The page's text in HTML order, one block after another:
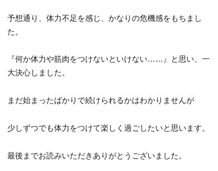
予想通り、体力不足を感じ、かなりの危機感をもちまし
た。
『何か体力や筋肉をつけないといけない……』と思い、一
大決心しました。
まだ始まったばかりで続けられるかはわかりませんが
少しずつでも体力をつけて楽しく過ごしたいと思います。
最後までお読みいただきありがとうございました。